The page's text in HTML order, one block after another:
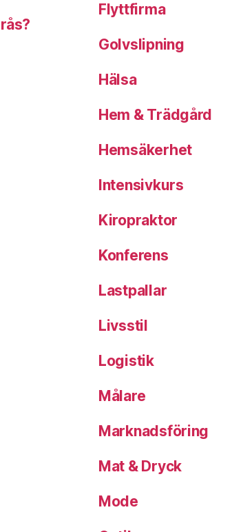
Flyttfirma
Golvslipning
Hälsa
Hem & Trädgård
Hemsäkerhet
Intensivkurs
Kiropraktor
Konferens
Lastpallar
Livsstil
Logistik
Målare
Marknadsföring
Mat & Dryck
Mode